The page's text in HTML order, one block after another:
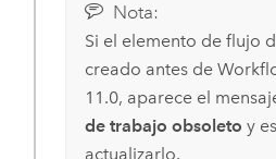
Nota:
Si el elemento de flujo
creado antes de
11.0, aparece el
de trabajo obsoleto y
actualizarlo.